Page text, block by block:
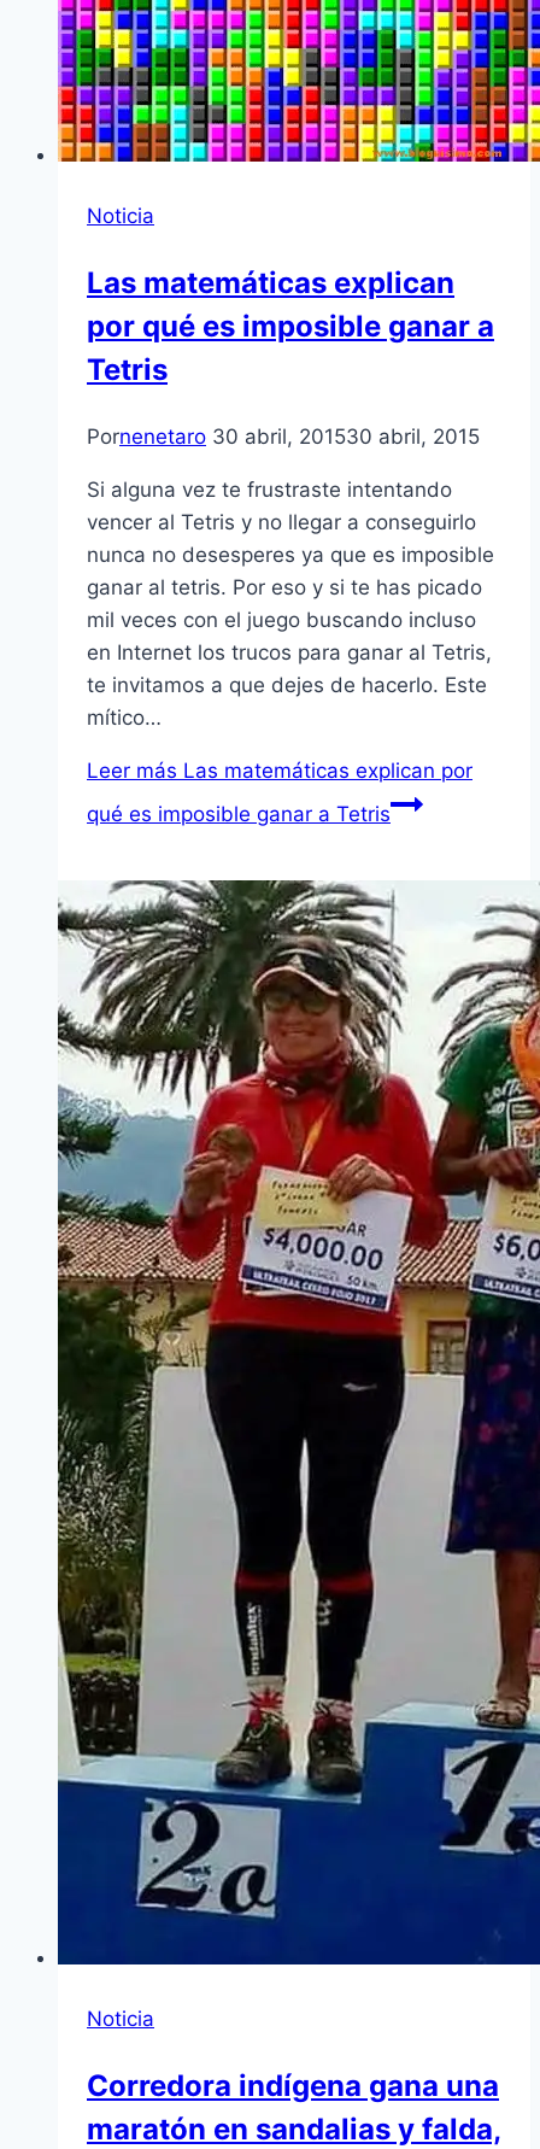
Noticia
Las matemáticas explican
por qué es imposible ganar a
Tetris
Pornenetaro 30 abril, 201530 abril, 2015
Si alguna vez te frustraste intentando
vencer al Tetris y no llegar a conseguirlo
nunca no desesperes ya que es imposible
ganar al tetris. Por eso y si te has picado
mil veces con el juego buscando incluso
en Internet los trucos para ganar al Tetris,
te invitamos a que dejes de hacerlo. Este
mítico…
Leer más Las matemáticas explican por
qué es imposible ganar a Tetris
Noticia
Corredora indígena gana una
maratón en sandalias y falda,